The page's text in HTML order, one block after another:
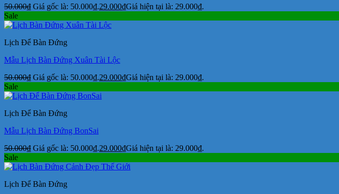
50.000₫ Giá gốc là: 50.000₫.29.000₫Giá hiện tại là: 29.000₫.
Sale
Lịch Để Bàn Đứng
Mẫu Lịch Bàn Đứng Xuân Tài Lộc
50.000₫ Giá gốc là: 50.000₫.29.000₫Giá hiện tại là: 29.000₫.
Sale
Lịch Để Bàn Đứng
Mẫu Lịch Bàn Đứng BonSai
50.000₫ Giá gốc là: 50.000₫.29.000₫Giá hiện tại là: 29.000₫.
Sale
Lịch Để Bàn Đứng